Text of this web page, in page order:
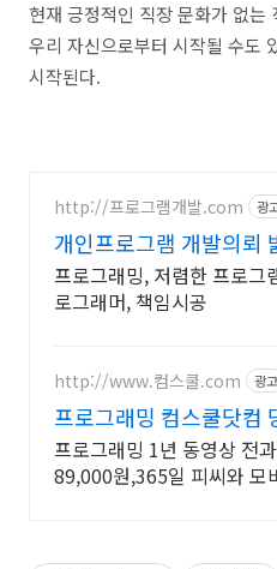
현재 긍정적인 직장 문화가 없는
우리 자신으로부터 시작될 수도
시작된다.
http://프로그램개발.com 광
개인프로그램 개발의뢰
프로그래밍, 저렴한 프로그
로그래머, 책임시공
http://www.컴스쿨.com 광고
프로그래밍 컴스쿨닷컴
청&결제시 기프티콘!
프로그래밍 1년 동영상 전
89,000원,365일 피씨와 모